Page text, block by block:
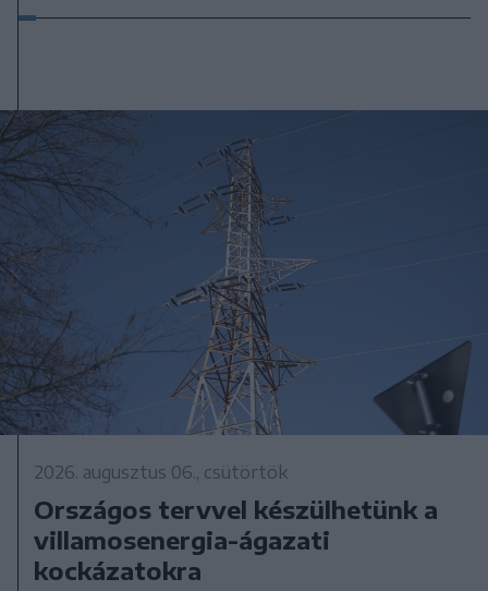
2026. augusztus 06., csütörtök
Országos tervvel készülhetünk a
villamosenergia-ágazati
kockázatokra